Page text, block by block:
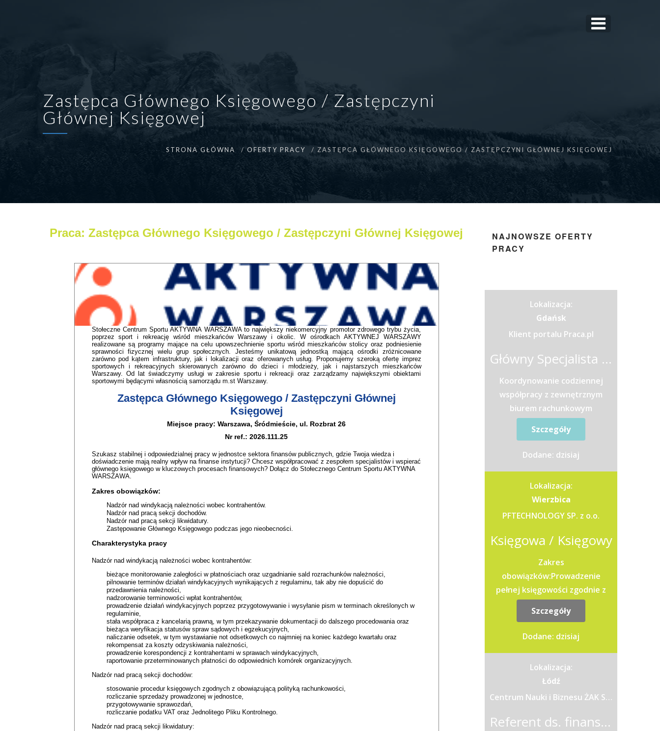
Zastępca Głównego Księgowego / Zastępczyni
Głównej Księgowej
STRONA GŁÓWNA OFERTY PRACY ZASTĘPCA GŁÓWNEGO KSIĘGOWEGO / ZASTĘPCZYNI GŁÓWNEJ KSIĘGOWEJ
Praca: Zastępca Głównego Księgowego / Zastępczyni Głównej Księgowej
Stołeczne Centrum Sportu AKTYWNA WARSZAWA to największy niekomercyjny promotor zdrowego trybu życia,
poprzez sport i rekreację wśród mieszkańców Warszawy i okolic. W ośrodkach AKTYWNEJ WARSZAWY
realizowane są programy mające na celu upowszechnienie sportu wśród mieszkańców stolicy oraz podniesienie
sprawności fizycznej wielu grup społecznych. Jesteśmy unikatową jednostką mającą ośrodki zróżnicowane
zarówno pod kątem infrastruktury, jak i lokalizacji oraz oferowanych usług. Proponujemy szeroką ofertę imprez
sportowych i rekreacyjnych skierowanych zarówno do dzieci i młodzieży, jak i najstarszych mieszkańców
Warszawy. Od lat świadczymy usługi w zakresie sportu i rekreacji oraz zarządzamy największymi obiektami
sportowymi będącymi własnością samorządu m.st Warszawy.
Zastępca Głównego Księgowego / Zastępczyni Głównej
Księgowej
Miejsce pracy: Warszawa, Śródmieście, ul. Rozbrat 26
Nr ref.: 2026.111.25
Szukasz stabilnej i odpowiedzialnej pracy w jednostce sektora finansów publicznych, gdzie Twoja wiedza i
doświadczenie mają realny wpływ na finanse instytucji? Chcesz współpracować z zespołem specjalistów i wspierać
głównego księgowego w kluczowych procesach finansowych? Dołącz do Stołecznego Centrum Sportu AKTYWNA
WARSZAWA.
Zakres obowiązków:
Nadzór nad windykacją należności wobec kontrahentów.
Nadzór nad pracą sekcji dochodów.
Nadzór nad pracą sekcji likwidatury.
Zastępowanie Głównego Księgowego podczas jego nieobecności.
Charakterystyka pracy
Nadzór nad windykacją należności wobec kontrahentów:
bieżące monitorowanie zaległości w płatnościach oraz uzgadnianie sald rozrachunków należności,
pilnowanie terminów działań windykacyjnych wynikających z regulaminu, tak aby nie dopuścić do
przedawnienia należności,
nadzorowanie terminowości wpłat kontrahentów,
prowadzenie działań windykacyjnych poprzez przygotowywanie i wysyłanie pism w terminach określonych w
regulaminie,
stała współpraca z kancelarią prawną, w tym przekazywanie dokumentacji do dalszego procedowania oraz
bieżąca weryfikacja statusów spraw sądowych i egzekucyjnych,
naliczanie odsetek, w tym wystawianie not odsetkowych co najmniej na koniec każdego kwartału oraz
rekompensat za koszty odzyskiwania należności,
prowadzenie korespondencji z kontrahentami w sprawach windykacyjnych,
raportowanie przeterminowanych płatności do odpowiednich komórek organizacyjnych.
Nadzór nad pracą sekcji dochodów:
stosowanie procedur księgowych zgodnych z obowiązującą polityką rachunkowości,
rozliczanie sprzedaży prowadzonej w jednostce,
przygotowywanie sprawozdań,
rozliczanie podatku VAT oraz Jednolitego Pliku Kontrolnego.
Nadzór nad pracą sekcji likwidatury:
NAJNOWSZE OFERTY
PRACY
Lokalizacja:
Gdańsk
Klient portalu Praca.pl
Główny Specjalista / Główna Specjalistka ds. Raportowania i Analiz Finansowych
Koordynowanie codziennej
współpracy z zewnętrznym
biurem rachunkowym
obsługującym księgi
firmy.Weryfikowanie dowodów
księgowych pod względem...
Szczegóły
Dodane: dzisiaj
Lokalizacja:
Wierzbica
PFTECHNOLOGY SP. z o.o.
Księgowa / Księgowy
Zakres
obowiązków:Prowadzenie
pełnej księgowości zgodnie z
przepisami.Dekretowanie i
księgowanie dokumentów, w
tym faktur, wyciągów...
Szczegóły
Dodane: dzisiaj
Lokalizacja:
Łódź
Centrum Nauki i Biznesu ŻAK Sp. z o.o.
Referent ds. finansowych w Dziale Rozliczeń Dotacji